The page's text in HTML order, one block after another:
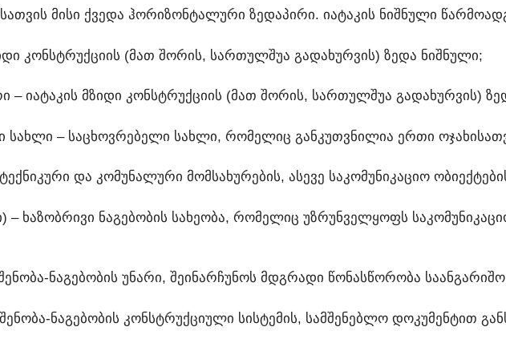
ᲛᲘᲡᲘ ᲥᲕᲔᲓᲐ ᲰᲝᲠᲘᲖᲝᲜᲢᲐᲚᲣᲠᲘ ᲖᲔᲓᲐᲞᲘᲠᲘ. ᲘᲐᲢᲐᲙᲘᲡ ᲜᲘᲨᲜᲣᲚᲘ
ᲙᲝᲜᲡᲢᲠᲣᲥᲪᲘᲘᲡ (ᲛᲐᲗ ᲨᲝᲠᲘᲡ, ᲡᲐᲠᲗᲣᲚᲨᲣᲐ ᲒᲐᲓᲐᲮᲣᲠᲕᲘᲡ) ᲖᲔᲓᲐ ᲜᲘᲨᲜᲣᲚᲘ;
– ᲘᲐᲢᲐᲙᲘᲡ ᲛᲖᲘᲓᲘ ᲙᲝᲜᲡᲢᲠᲣᲥᲪᲘᲘᲡ (ᲛᲐᲗ ᲨᲝᲠᲘᲡ, ᲡᲐᲠᲗᲣᲚᲨᲣᲐ ᲒᲐᲓᲐᲮᲣᲠᲕᲘᲡ)
ᲡᲐᲮᲚᲘ – ᲡᲐᲪᲮᲝᲕᲠᲔᲑᲔᲚᲘ ᲡᲐᲮᲚᲘ, ᲠᲝᲛᲔᲚᲘᲪ ᲒᲐᲜᲙᲣᲗᲕᲜᲘᲚᲘᲐ ᲔᲠᲗᲘ
ᲓᲐ ᲙᲝᲛᲣᲜᲐᲚᲣᲠᲘ ᲛᲝᲛᲡᲐᲮᲣᲠᲔᲑᲘᲡ, ᲐᲡᲔᲕᲔ ᲡᲐᲙᲝᲛᲣᲜᲘᲙᲐᲪᲘᲝ
– ᲮᲐᲖᲝᲑᲠᲘᲕᲘ ᲜᲐᲒᲔᲑᲝᲑᲘᲡ ᲡᲐᲮᲔᲝᲑᲐ, ᲠᲝᲛᲔᲚᲘᲪ ᲣᲖᲠᲣᲜᲕᲔᲚᲧᲝᲤᲡ
ᲜᲐᲒᲔᲑᲝᲑᲘᲡ ᲣᲜᲐᲠᲘ, ᲨᲔᲘᲜᲐᲠᲩᲣᲜᲝᲡ ᲛᲓᲒᲠᲐᲓᲘ ᲬᲝᲜᲐᲡᲬᲝᲠᲝᲑᲐ
ᲜᲐᲒᲔᲑᲝᲑᲘᲡ ᲙᲝᲜᲡᲢᲠᲣᲥᲪᲘᲣᲚᲘ ᲡᲘᲡᲢᲔᲛᲘᲡ, ᲡᲐᲛᲨᲔᲜᲔᲑᲚᲝ ᲓᲝᲙᲣᲛᲔᲜᲢᲘᲗ